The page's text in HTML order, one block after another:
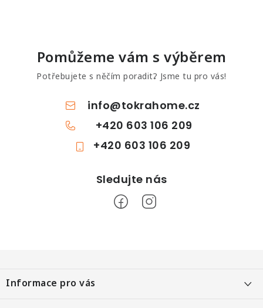
Pomůžeme vám s výběrem
Potřebujete s něčím poradit? Jsme tu pro vás!
info@tokrahome.cz
+420 603 106 209
+420 603 106 209
á
pInformace pro vás